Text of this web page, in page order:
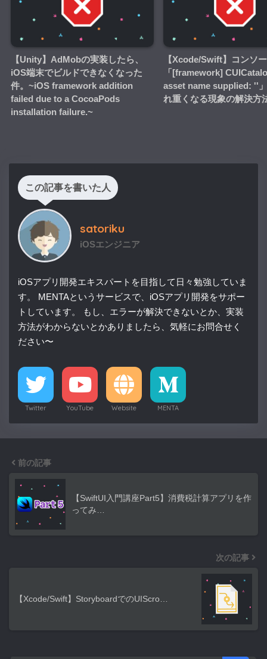
【Unity】AdMobの実装したら、
iOS端末でビルドできなくなった
件。~iOS framework addition
failed due to a CocoaPods
installation failure.~
【Xcode/Swift】コンソ
「[framework]
asset name supplied: ''
れ重くなる現象の解決方
この記事を書いた人
satoriku
iOSエンジニア
iOSアプリ開発エキスパートを目指して日々勉強していま
す。 MENTAというサービスで、iOSアプリ開発をサポー
トしています。 もし、エラーが解決できないとか、実装
方法がわからないとかありましたら、気軽にお問合せく
ださい〜
Twitter YouTube Website MENTA
前の記事
【SwiftUI入門講座Part5】消費税計算アプリを作
ってみ…
次の記事
【Xcode/Swift】StoryboardでのUIScro…